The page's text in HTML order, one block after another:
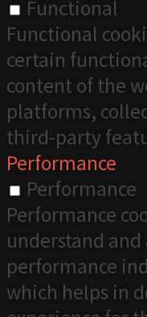
Functional
Functional
certain
content of the
platforms,
third-party
Performance
Performance
Performance
understand
performance
which helps in